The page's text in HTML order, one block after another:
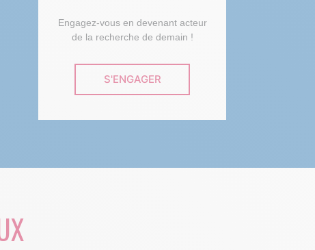
Engagez-vous en devenant acteur
de la recherche de demain !
S'ENGAGER